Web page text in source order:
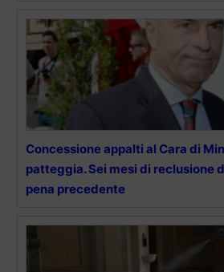
Concessione appalti al Cara di
patteggia. Sei mesi di reclusione
pena precedente